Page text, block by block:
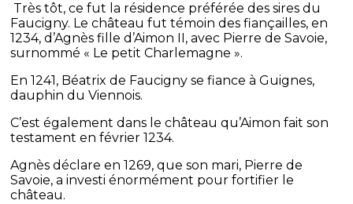
Très tôt, ce fut la résidence préférée des sires du
Faucigny. Le château fut témoin des fiançailles, en
1234, d’Agnès fille d’Aimon II, avec Pierre de Savoie,
surnommé « Le petit Charlemagne ».
En 1241, Béatrix de Faucigny se fiance à Guignes,
dauphin du Viennois.
C’est également dans le château qu’Aimon fait son
testament en février 1234.
Agnès déclare en 1269, que son mari, Pierre de
Savoie, a investi énormément pour fortifier le
château.